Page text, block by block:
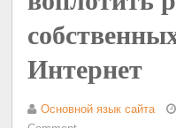
Интернет
Основной язык сайта